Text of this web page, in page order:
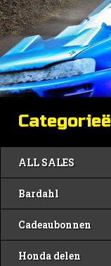
ALL SALES
Bardahl
Cadeaubonnen
Honda delen